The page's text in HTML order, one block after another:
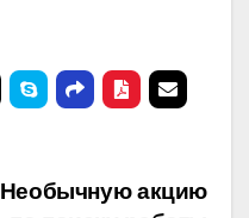
Необычную акцию